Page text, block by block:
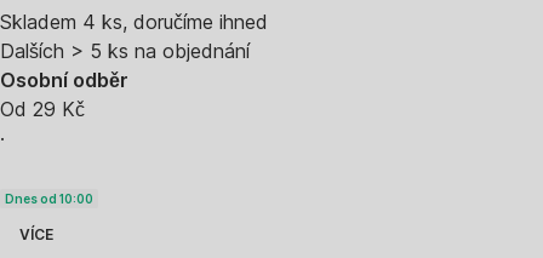
Skladem 4 ks, doručíme ihned
Dalších > 5 ks na objednání
Osobní odběr
Od 29 Kč
·
Dnes od 10:00
VÍCE